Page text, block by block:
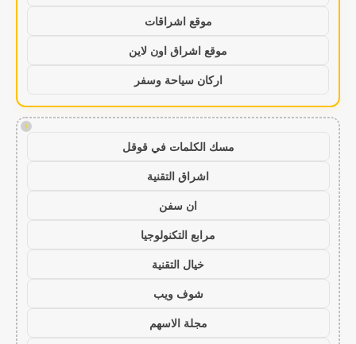
موقع اشراقات
موقع اشراق اون لاين
اركان سياحة وسفر
!
مسك الكلمات في قوقل
اشراق التقنية
ان سفن
مرابع التكنولوجيا
خيال التقنية
شوف ويب
مجلة الاسهم